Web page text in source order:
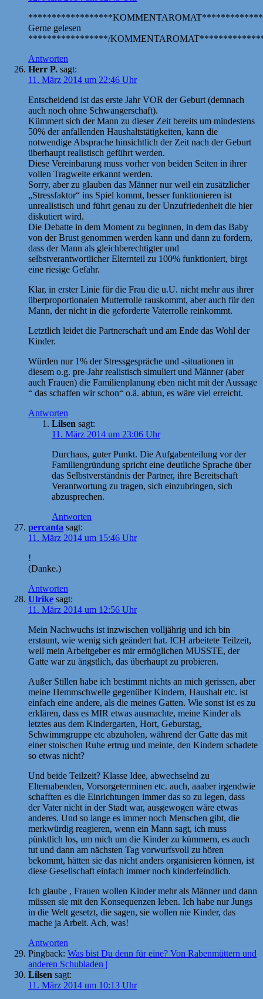
Gerne gelesen
*****************/
Antworten
Herr P. sagt:
11. März 2014 um 22:46 Uhr
Entscheidend ist das erste Jahr VOR der Geburt (demnach
auch noch ohne Schwangerschaft).
Kümmert sich der Mann zu dieser Zeit bereits um mindestens
50% der anfallenden Haushaltstätigkeiten, kann die
notwendige Absprache hinsichtlich der Zeit nach der Geburt
überhaupt realistisch geführt werden.
Diese Vereinbarung muss vorher von beiden Seiten in ihrer
vollen Tragweite erkannt werden.
Sorry, aber zu glauben das Männer nur weil ein zusätzlicher
„Stressfaktor“ ins Spiel kommt, besser funktionieren ist
unrealistisch und führt genau zu der Unzufriedenheit die hier
diskutiert wird.
Die Debatte in dem Moment zu beginnen, in dem das Baby
von der Brust genommen werden kann und dann zu fordern,
dass der Mann als gleichberechtigter und
selbstverantwortlicher Elternteil zu 100% funktioniert, birgt
eine riesige Gefahr.
Klar, in erster Linie für die Frau die u.U. nicht mehr aus ihrer
überproportionalen Mutterrolle rauskommt, aber auch für den
Mann, der nicht in die geforderte Vaterrolle reinkommt.
Letztlich leidet die Partnerschaft und am Ende das Wohl der
Kinder.
Würden nur 1% der Stressgespräche und -situationen in
diesem o.g. pre-Jahr realistisch simuliert und Männer (aber
auch Frauen) die Familienplanung eben nicht mit der Aussage
“ das schaffen wir schon“ o.ä. abtun, es wäre viel erreicht.
Antworten
Lilsen sagt:
11. März 2014 um 23:06 Uhr
Durchaus, guter Punkt. Die Aufgabenteilung vor der
Familiengründung spricht eine deutliche Sprache über
das Selbstverständnis der Partner, ihre Bereitschaft
Verantwortung zu tragen, sich einzubringen, sich
abzusprechen.
Antworten
percanta sagt:
11. März 2014 um 15:46 Uhr
!
(Danke.)
Antworten
Ulrike sagt:
11. März 2014 um 12:56 Uhr
Mein Nachwuchs ist inzwischen volljährig und ich bin
erstaunt, wie wenig sich geändert hat. ICH arbeitete Teilzeit,
weil mein Arbeitgeber es mir ermöglichen MUSSTE, der
Gatte war zu ängstlich, das überhaupt zu probieren.
Außer Stillen habe ich bestimmt nichts an mich gerissen, aber
meine Hemmschwelle gegenüber Kindern, Haushalt etc. ist
einfach eine andere, als die meines Gatten. Wie sonst ist es zu
erklären, dass es MIR etwas ausmachte, meine Kinder als
letztes aus dem Kindergarten, Hort, Geburstag,
Schwimmgruppe etc abzuholen, während der Gatte das mit
einer stoischen Ruhe ertrug und meinte, den Kindern schadete
so etwas nicht?
Und beide Teilzeit? Klasse Idee, abwechselnd zu
Elternabenden, Vorsorgeterminen etc. auch, aaaber irgendwie
schafften es die Einrichtungen immer das so zu legen, dass
der Vater nicht in der Stadt war, ausgewogen wäre etwas
anderes. Und so lange es immer noch Menschen gibt, die
merkwürdig reagieren, wenn ein Mann sagt, ich muss
pünktlich los, um mich um die Kinder zu kümmern, es auch
tut und dann am nächsten Tag vorwurfsvoll zu hören
bekommt, hätten sie das nicht anders organisieren können, ist
diese Gesellschaft einfach immer noch kinderfeindlich.
Ich glaube , Frauen wollen Kinder mehr als Männer und dann
müssen sie mit den Konsequenzen leben. Ich habe nur Jungs
in die Welt gesetzt, die sagen, sie wollen nie Kinder, das
mache ja Arbeit. Ach, was!
Antworten
Pingback: Was bist Du denn für eine? Von Rabenmüttern und
anderen Schubladen |
Lilsen sagt:
11. März 2014 um 10:13 Uhr